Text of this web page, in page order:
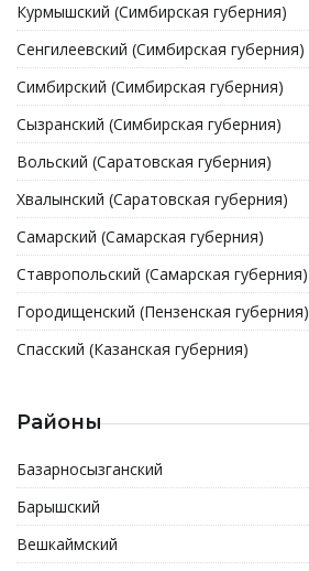
Курмышский (Симбирская губерния)
Сенгилеевский (Симбирская губерния)
Симбирский (Симбирская губерния)
Сызранский (Симбирская губерния)
Вольский (Саратовская губерния)
Хвалынский (Саратовская губерния)
Самарский (Самарская губерния)
Ставропольский (Самарская губерния)
Городищенский (Пензенская губерния)
Спасский (Казанская губерния)
Районы
Базарносызганский
Барышский
Вешкаймский